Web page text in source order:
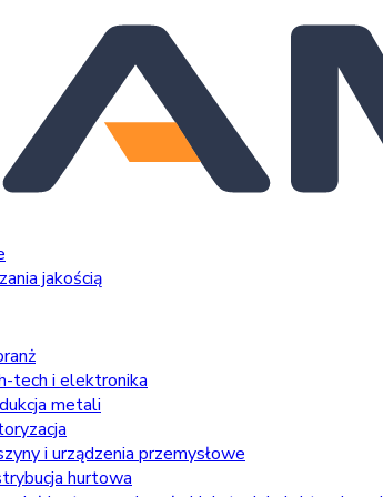
jakością
tech i elektronika
metali
i urządzenia przemysłowe
hurtowa